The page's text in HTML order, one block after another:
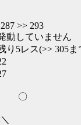
>> 293
動していません
り5レス(>> 305ま